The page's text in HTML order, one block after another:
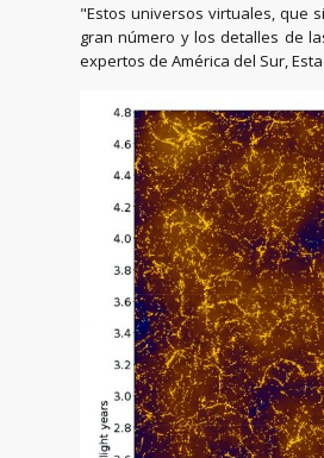
"Estos universos virtuales, que
gran número y los detalles de
expertos de América del Sur,